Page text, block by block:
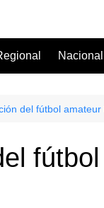
Nacional
del fútbol amateur